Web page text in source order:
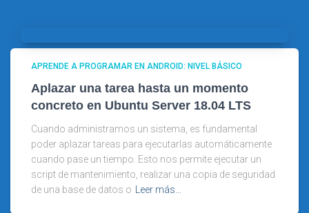
APRENDE A PROGRAMAR EN ANDROID: NIVEL BÁSICO
Aplazar una tarea hasta un momento
concreto en Ubuntu Server 18.04 LTS
Cuando administramos un sistema, es fundamental
poder aplazar tareas para ejecutarlas automáticamente
cuando pase un tiempo. Esto nos permite ejecutar un
script de mantenimiento, realizar una copia de seguridad
de una base de datos o
Leer más…